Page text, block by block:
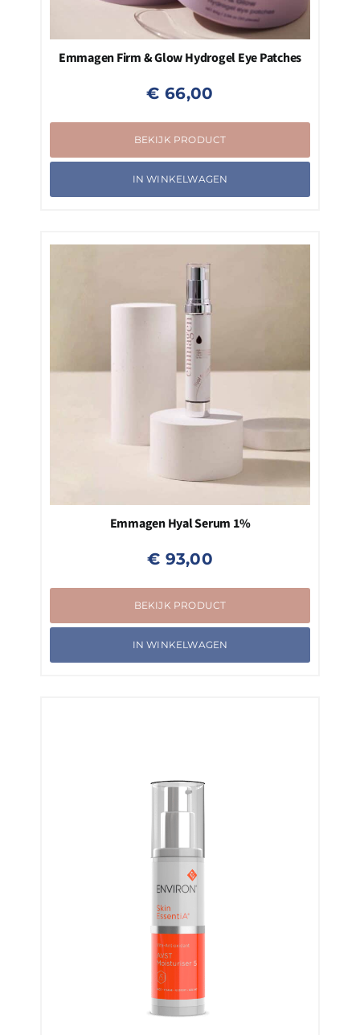
Emmagen Firm & Glow Hydrogel Eye Patches
€ 66,00
BEKIJK PRODUCT
IN WINKELWAGEN
Emmagen Hyal Serum 1%
€ 93,00
BEKIJK PRODUCT
IN WINKELWAGEN